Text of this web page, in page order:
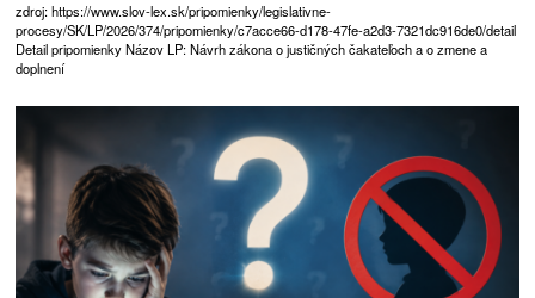
zdroj: https://www.slov-lex.sk/pripomienky/legislativne-
procesy/SK/LP/2026/374/pripomienky/c7acce66-d178-47fe-a2d3-7321dc916de0/detail
Detail pripomienky Názov LP: Návrh zákona o justičných čakateľoch a o zmene a
doplnení